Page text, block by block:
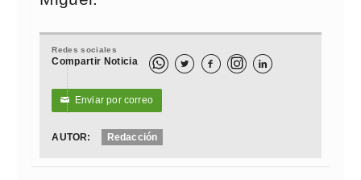
Redes sociales
Compartir Noticia   
✉ Enviar por correo
AUTOR: Redacción